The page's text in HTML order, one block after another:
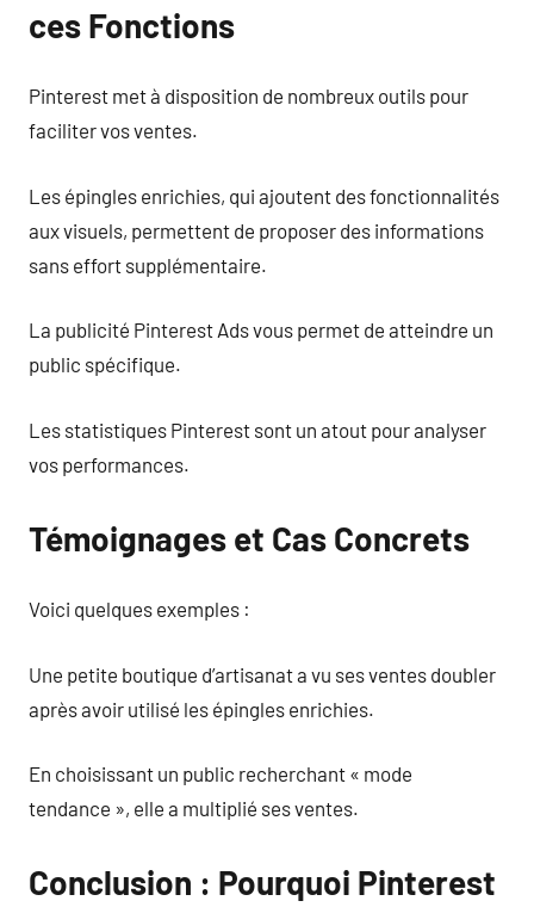
ces Fonctions
Pinterest met à disposition de nombreux outils pour
faciliter vos ventes.
Les épingles enrichies, qui ajoutent des fonctionnalités
aux visuels, permettent de proposer des informations
sans effort supplémentaire.
La publicité Pinterest Ads vous permet de atteindre un
public spécifique.
Les statistiques Pinterest sont un atout pour analyser
vos performances.
Témoignages et Cas Concrets
Voici quelques exemples :
Une petite boutique d’artisanat a vu ses ventes doubler
après avoir utilisé les épingles enrichies.
En choisissant un public recherchant « mode
tendance », elle a multiplié ses ventes.
Conclusion : Pourquoi Pinterest